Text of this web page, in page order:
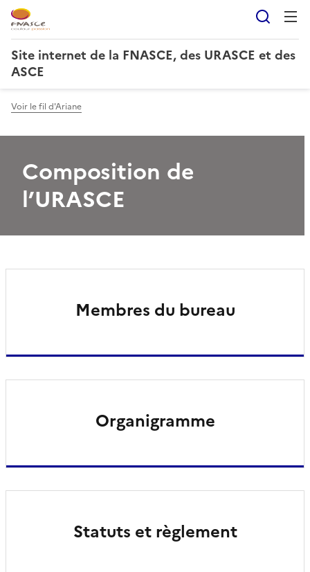
Site internet de la FNASCE, des URASCE et des
ASCE
Voir le fil d'Ariane
Composition de
l’URASCE
Membres du bureau
Organigramme
Statuts et règlement